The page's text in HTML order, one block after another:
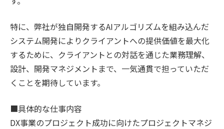
特に、弊社が独自開発するAIアルゴリズムを組み込んだ
システム開発によりクライアントへの提供価値を最大化
するために、クライアントとの対話を通じた業務理解、
設計、開発マネジメントまで、一気通貫で担っていただ
くことを期待しています。
■具体的な仕事内容
DX事業のプロジェクト成功に向けたプロジェクトマネジ